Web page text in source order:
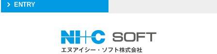
ENTRY